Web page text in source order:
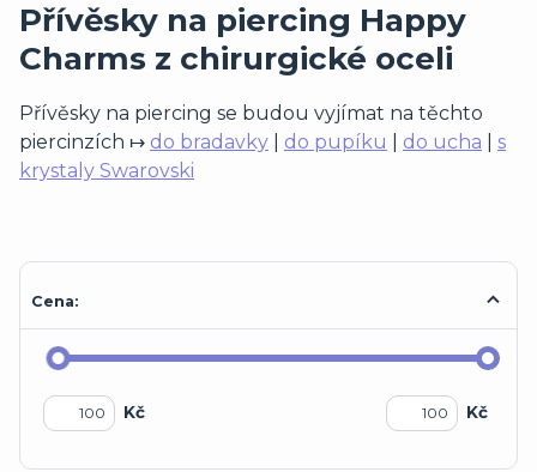
Přívěsky na piercing Happy
Charms z chirurgické oceli
Přívěsky na piercing se budou vyjímat na těchto
piercinzích ↦ do bradavky do pupíku do ucha
s
krystaly Swarovski
Cena:
Kč Kč